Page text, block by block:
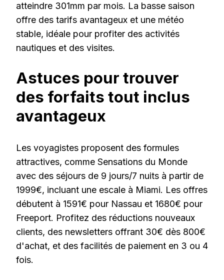
atteindre 301mm par mois. La basse saison
offre des tarifs avantageux et une météo
stable, idéale pour profiter des activités
nautiques et des visites.
Astuces pour trouver
des forfaits tout inclus
avantageux
Les voyagistes proposent des formules
attractives, comme Sensations du Monde
avec des séjours de 9 jours/7 nuits à partir de
1999€, incluant une escale à Miami. Les offres
débutent à 1591€ pour Nassau et 1680€ pour
Freeport. Profitez des réductions nouveaux
clients, des newsletters offrant 30€ dès 800€
d'achat, et des facilités de paiement en 3 ou 4
fois.